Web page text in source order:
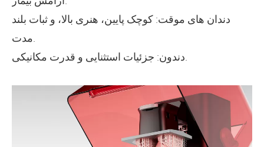
دندان های موقت: کوچک پایین، هنری بالا، و ثبات بلند